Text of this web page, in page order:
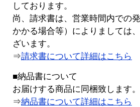
しております。
尚、請求書は、営業時間内での
かかる場合等）によりましては
ざいます。
⇒請求書について詳細はこちら
■納品書について
お届けする商品に同梱致します。
⇒納品書について詳細はこちら